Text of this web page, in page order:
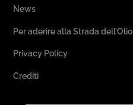
News
Per aderire alla Strada dell’Olio
Privacy Policy
Crediti